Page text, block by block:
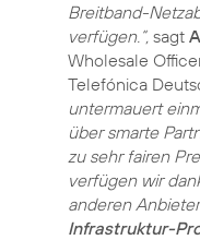
Breitband-
verfügen.“, sagt
Wholesale
Telefónica
untermauert
über smarte
zu sehr fairen
verfügen wir
anderen
Infrastruktur-